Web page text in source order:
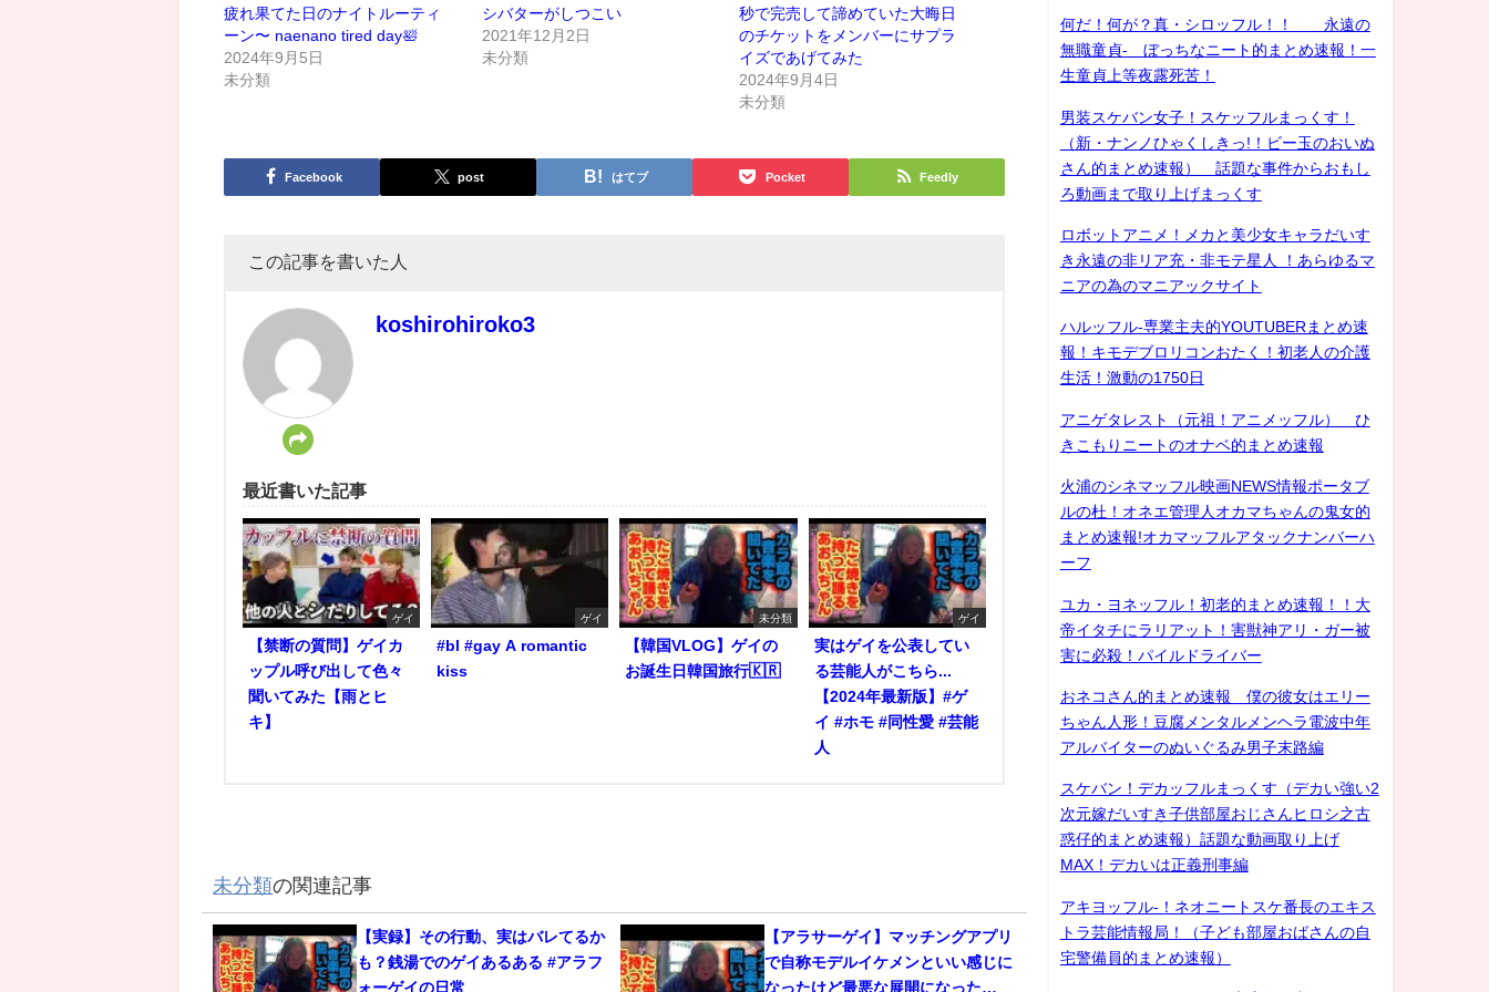
疲れ果てた日のナイトルーティ
ーン〜 naenano tired day🛀
2024年9月5日
未分類
シバターがしつこい
2021年12月2日
未分類
秒で完売して諦めていた大晦日
のチケットをメンバーにサプラ
イズであげてみた
2024年9月4日
未分類
Facebook post はてブ Pocket Feedly
この記事を書いた人
koshirohiroko3
最近書いた記事
ゲイ
【禁断の質問】ゲイカ
ップル呼び出して色々
聞いてみた【雨とヒ
キ】
ゲイ
#bl #gay A romantic
kiss
未分類
【韓国VLOG】ゲイの
お誕生日韓国旅行🇰🇷
ゲイ
実はゲイを公表してい
る芸能人がこちら...
【2024年最新版】#ゲ
イ #ホモ #同性愛 #芸能
人
未分類の関連記事
【実録】その行動、実はバレてるか
も？銭湯でのゲイあるある #アラフ
ォーゲイの日常
【アラサーゲイ】マッチングアプリ
で自称モデルイケメンといい感じに
なったけど最悪な展開になった…
何だ！何が？真・シロッフル！！ 永遠の
無職童貞- ぼっちなニート的まとめ速報！一
生童貞上等夜露死苦！
男装スケバン女子！スケッフルまっくす！
（新・ナンノひゃくしきっ!！ビー玉のおいぬ
さん的まとめ速報） 話題な事件からおもし
ろ動画まで取り上げまっくす
ロボットアニメ！メカと美少女キャラだいす
き永遠の非リア充・非モテ星人 ！あらゆるマ
ニアの為のマニアックサイト
ハルッフル-専業主夫的YOUTUBERまとめ速
報！キモデブロリコンおたく！初老人の介護
生活！激動の1750日
アニゲタレスト（元祖！アニメッフル） ひ
きこもりニートのオナベ的まとめ速報
火浦のシネマッフル映画NEWS情報ポータブ
ルの杜！オネエ管理人オカマちゃんの鬼女的
まとめ速報!オカマッフルアタックナンバーハ
ーフ
ユカ・ヨネッフル！初老的まとめ速報！！大
帝イタチにラリアット！害獣神アリ・ガー被
害に必殺！パイルドライバー
おネコさん的まとめ速報 僕の彼女はエリー
ちゃん人形！豆腐メンタルメンヘラ電波中年
アルバイターのぬいぐるみ男子末路編
スケバン！デカッフルまっくす（デカい強い2
次元嫁だいすき子供部屋おじさんヒロシ之古
惑仔的まとめ速報）話題な動画取り上げ
MAX！デカいは正義刑事編
アキヨッフル-！ネオニートスケ番長のエキス
トラ芸能情報局！（子ども部屋おばさんの自
宅警備員的まとめ速報）